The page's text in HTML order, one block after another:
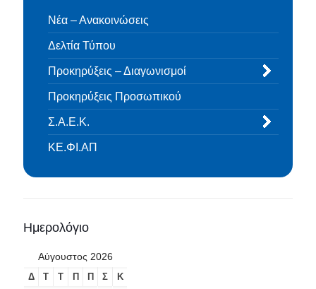
Νέα – Ανακοινώσεις
Δελτία Τύπου
Προκηρύξεις – Διαγωνισμοί
Προκηρύξεις Προσωπικού
Σ.Α.Ε.Κ.
ΚΕ.ΦΙ.ΑΠ
Ημερολόγιο
Αύγουστος 2026
Δ Τ Τ Π Π Σ
Κ